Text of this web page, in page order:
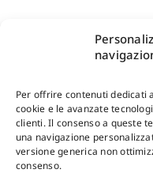
Per offrire contenuti dedicati
cookie e le avanzate
clienti. Il consenso a queste
una navigazione
versione generica non
consenso.
Shop Gangemi Editore-